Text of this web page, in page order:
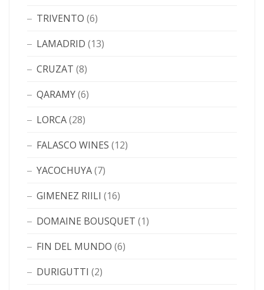
TRIVENTO (6)
LAMADRID (13)
CRUZAT (8)
QARAMY(6)
LORCA(28)
FALASCO WINES (12)
YACOCHUYA(7)
GIMENEZ RIILI (16)
DOMAINE BOUSQUET (1)
FIN DEL MUNDO (6)
DURIGUTTI (2)